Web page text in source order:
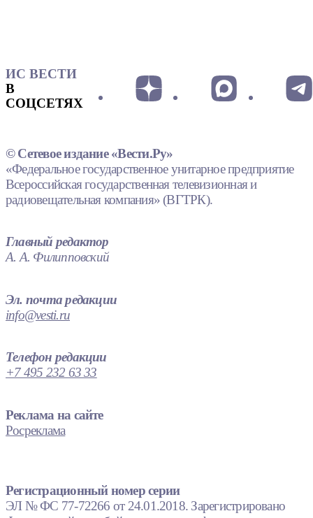
ИС ВЕСТИ
В
СОЦСЕТЯХ
© Сетевое издание «Вести.Ру»
«Федеральное государственное унитарное предприятие
Всероссийская государственная телевизионная и
радиовещательная компания» (ВГТРК).
Главный редактор
А. А. Филипповский
Эл. почта редакции
info@vesti.ru
Телефон редакции
+7 495 232 63 33
Реклама на сайте
Росреклама
Регистрационный номер серии
ЭЛ № ФС 77-72266 от 24.01.2018. Зарегистрировано